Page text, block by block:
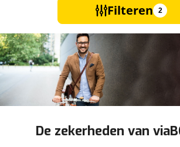
Filteren 2
De zekerheden van